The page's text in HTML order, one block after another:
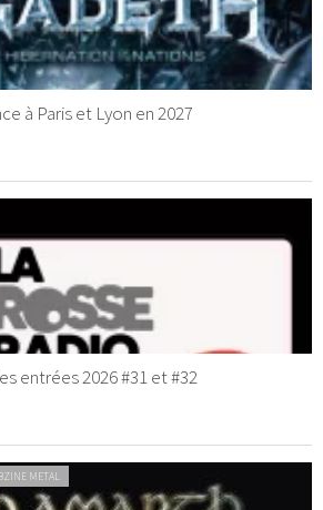
à Paris et Lyon en 2027
entrées 2026 #31 et #32
METAL